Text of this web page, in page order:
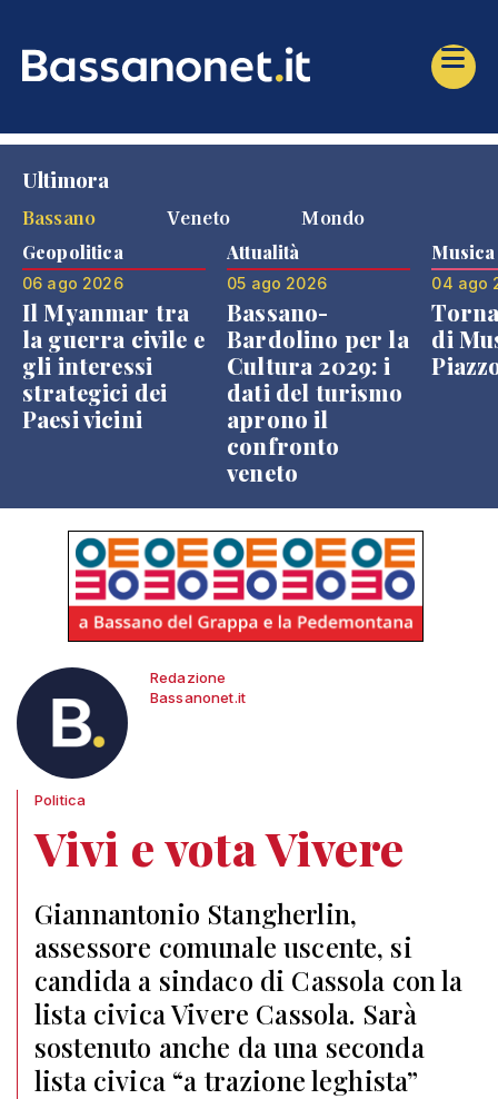
Ultimora
Bassano
Veneto Mondo
Geopolitica
06 ago 2026
Il Myanmar tra
la guerra civile e
gli interessi
strategici dei
Paesi vicini
Attualità
05 ago 2026
Bassano-
Bardolino per la
Cultura 2029: i
dati del turismo
aprono il
confronto
veneto
Musica
04 ago
di
Redazione
Bassanonet.it
Politica
Vivi e vota Vivere
Giannantonio Stangherlin,
assessore comunale uscente, si
candida a sindaco di Cassola con la
lista civica Vivere Cassola. Sarà
sostenuto anche da una seconda
lista civica “a trazione leghista”